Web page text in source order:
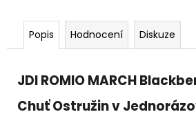
Popis Hodnocení Diskuze
JDI ROMIO MARCH
Chuť Ostružin v